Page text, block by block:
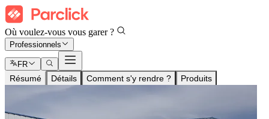
Où voulez-vous vous garer ?
Professionnels
FR
Résumé Détails Comment s'y rendre ? Produits